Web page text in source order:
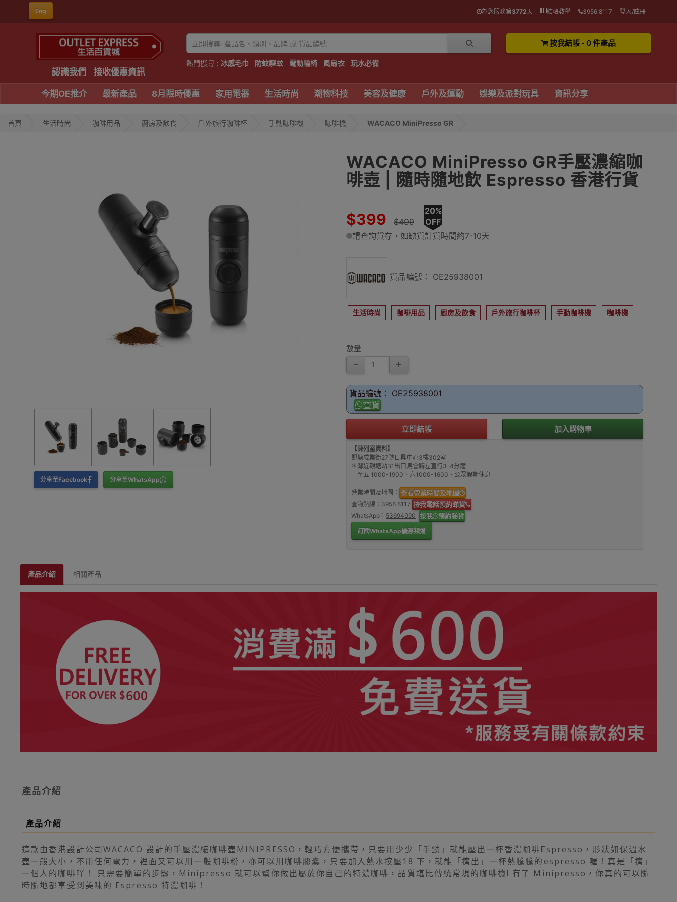
Eng 為您服務第3772天 結帳教學 3956 8117 登入/註冊
認識我們 接收優惠資訊
熱門搜尋 : 冰感毛巾 防蚊驅蚊 電動輪椅 風扇衣 玩水必備
按我結帳 - 0 件產品
今期OE推介 最新產品 8月限時優惠 家用電器 生活時尚 潮物科技 美容及健康 戶外及運動 娛樂及派對玩具 資訊分享
首頁 生活時尚 咖啡用品 廚房及飲食 戶外旅行咖啡杯 手動咖啡機 咖啡機 WACACO MiniPresso GR
分享至Facebook 分享至WhatsApp
WACACO MiniPresso GR手壓濃縮咖
啡壺 | 隨時隨地飲 Espresso 香港行貨
$399 $499
20%
OFF
請查詢貨存，如缺貨訂貨時間約7-10天
貨品編號： OE25938001
生活時尚 咖啡用品 廚房及飲食 戶外旅行咖啡杯 手動咖啡機 咖啡機
數量
貨品編號： OE25938001
查貨
立即結帳 加入購物車
【陳列室資料】
觀塘成業街27號日昇中心3樓302室
＊鄰近觀塘站B1出口馬會轉左直行3-4分鐘
一至五 1000-1900、六1000-1600、公眾假期休息
營業時間及地圖： 查看營業時間及地圖
查詢熱線： 3956 8117 按我電話預約睇貨
WhatsApp： 53694990 按我 預約睇貨
訂閱WhatsApp優惠頻道
產品介紹 相關產品
產品介紹
產品介紹
這款由香港設計公司WACACO 設計的手壓濃縮咖啡壺MINIPRESSO，輕巧方便攜帶，只要用少少「手勁」就能壓出一杯香濃咖啡Espresso，形狀如保溫水
壺一般大小，不用任何電力，裡面又可以用一般咖啡粉，亦可以用咖啡膠囊，只要加入熱水按壓18 下，就能「擠出」一杯熱騰騰的espresso 喔！真是「擠」
一個人的咖啡吖！ 只需要簡單的步驟，Minipresso 就可以幫你做出屬於你自己的特濃咖啡，品質堪比傳統常規的咖啡機! 有了 Minipresso，你真的可以隨
時隨地都享受到美味的 Espresso 特濃咖啡！